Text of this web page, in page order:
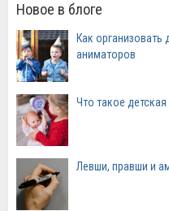
Новое в блоге
Как организовать
аниматоров
Что такое
Левши, правши и